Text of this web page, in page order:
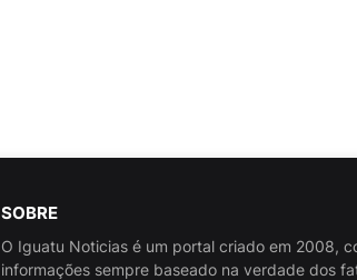
SOBRE
O Iguatu Noticias é um portal criado em 2008,
informações sempre baseado na verdade dos